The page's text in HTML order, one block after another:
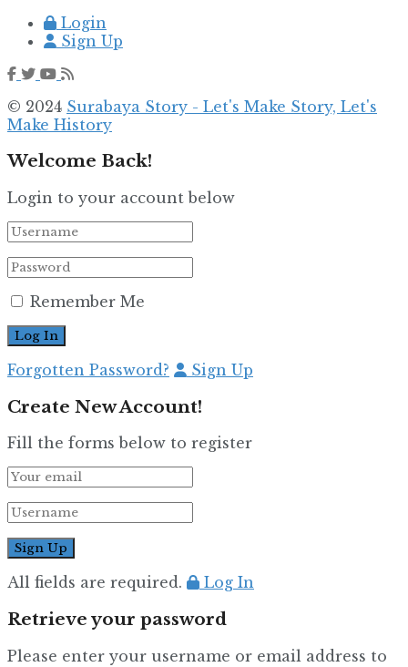
Login
Sign Up
© 2024 Surabaya Story - Let's Make Story, Let's
Make History
Welcome Back!
Login to your account below
Remember Me
Forgotten Password? Sign Up
Create New Account!
Fill the forms below to register
All fields are required. Log In
Retrieve your password
Please enter your username or email address to